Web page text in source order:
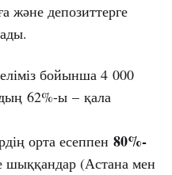
және депозиттерге
бойынша 4 000
62%-ы – қала
орта есеппен 80%-
шыққандар (Астана мен